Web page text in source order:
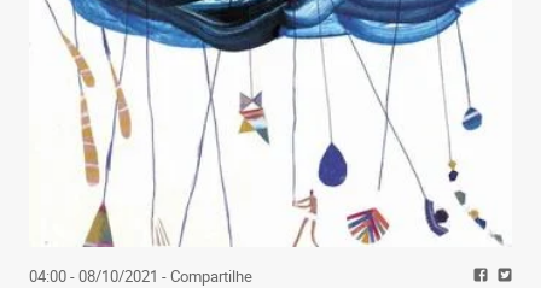
04:00 - 08/10/2021 - Compartilhe